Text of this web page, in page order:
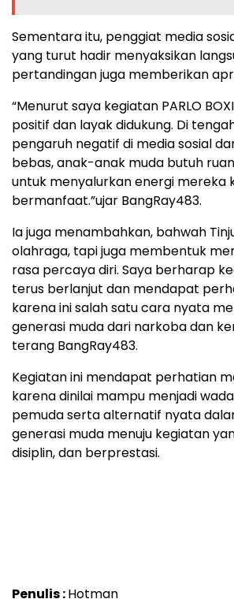
Sementara itu, penggiat media
yang turut hadir menyaksikan
pertandingan juga memberikan
“Menurut saya kegiatan PARLO
positif dan layak didukung. Di
pengaruh negatif di media sosial
bebas, anak-anak muda butuh
untuk menyalurkan energi mereka
bermanfaat.”ujar BangRay483.
Ia juga menambahkan, bahwah
olahraga, tapi juga membentuk
rasa percaya diri. Saya berharap
terus berlanjut dan mendapat
karena ini salah satu cara nyata
generasi muda dari narkoba dan
terang BangRay483.
Kegiatan ini mendapat perhatian
karena dinilai mampu menjadi
pemuda serta alternatif nyata
generasi muda menuju kegiatan
disiplin, dan berprestasi.
Penulis :Hotman